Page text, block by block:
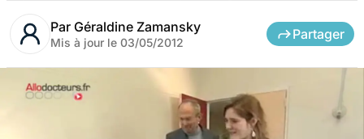
Par Géraldine Zamansky
Mis à jour le 03/05/2012
Partager